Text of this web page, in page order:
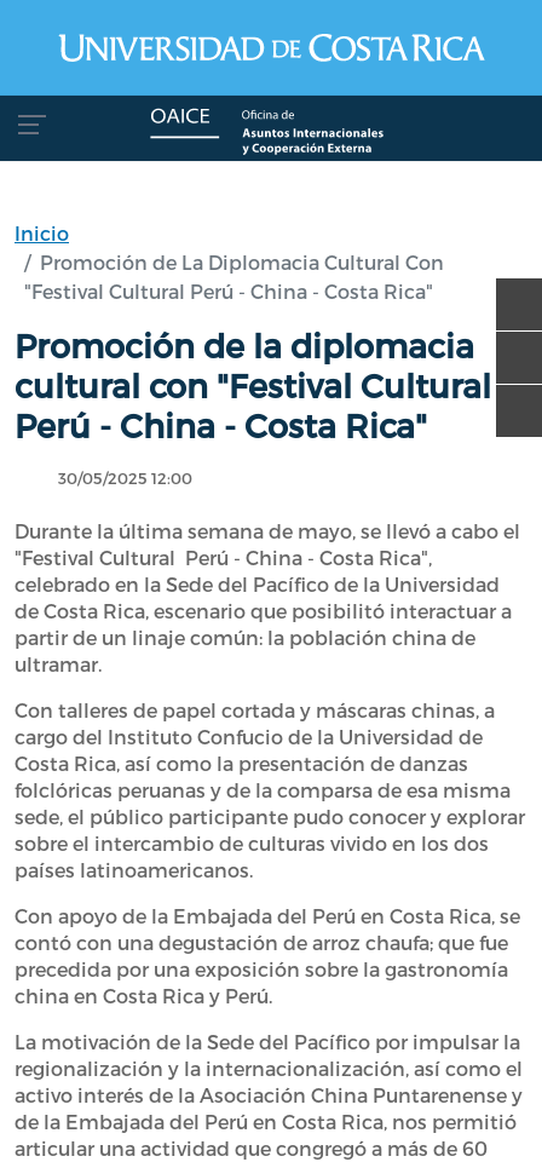
Inicio
Promoción de La Diplomacia Cultural Con
"Festival Cultural Perú - China - Costa Rica"
Promoción de la diplomacia
cultural con "Festival Cultural
Perú - China - Costa Rica"
30/05/2025 12:00
Durante la última semana de mayo, se llevó a cabo el
"Festival Cultural Perú - China - Costa Rica",
celebrado en la Sede del Pacífico de la Universidad
de Costa Rica, escenario que posibilitó interactuar a
partir de un linaje común: la población china de
ultramar.
Con talleres de papel cortada y máscaras chinas, a
cargo del Instituto Confucio de la Universidad de
Costa Rica, así como la presentación de danzas
folclóricas peruanas y de la comparsa de esa misma
sede, el público participante pudo conocer y explorar
sobre el intercambio de culturas vivido en los dos
países latinoamericanos.
Con apoyo de la Embajada del Perú en Costa Rica, se
contó con una degustación de arroz chaufa; que fue
precedida por una exposición sobre la gastronomía
china en Costa Rica y Perú.
La motivación de la Sede del Pacífico por impulsar la
regionalización y la internacionalización, así como el
activo interés de la Asociación China Puntarenense y
de la Embajada del Perú en Costa Rica, nos permitió
articular una actividad que congregó a más de 60